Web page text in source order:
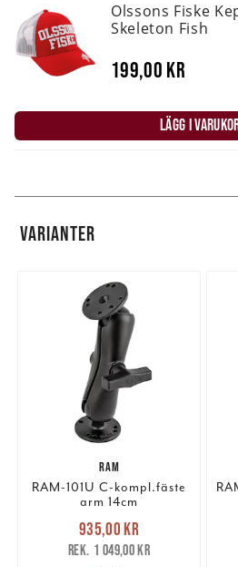
Olssons Fiske
Skeleton Fish
199,00 kr
LÄGG I
VARIANTER
RAM
RAM-101U C-kompl.fäste
arm 14cm
Nuvarande pris
935,00 krTidigare pris
1 049,00 kr
935,00 kr
1 049,00 kr